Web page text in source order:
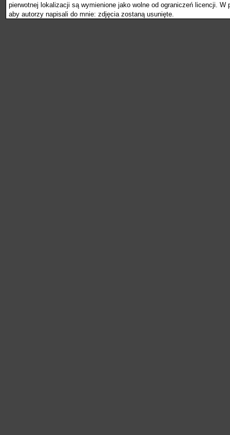
pierwotnej lokalizacji są wymienione jako wolne od ograniczeń licencji. W
aby autorzy napisali do mnie: zdjęcia zostaną usunięte.